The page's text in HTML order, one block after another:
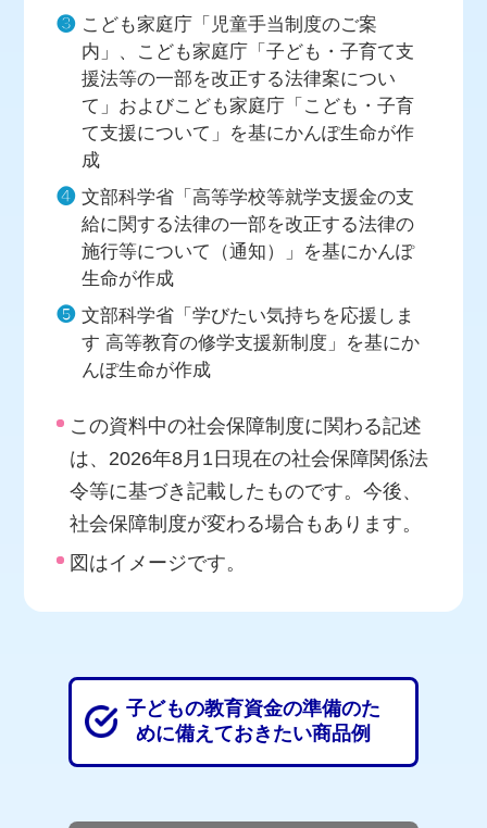
❸ こども家庭庁「児童手当制度のご案
内」、こども家庭庁「子ども・子育て支
援法等の一部を改正する法律案につい
て」およびこども家庭庁「こども・子育
て支援について」を基にかんぽ生命が作
成
❹ 文部科学省「高等学校等就学支援金の支
給に関する法律の一部を改正する法律の
施行等について（通知）」を基にかんぽ
生命が作成
❺ 文部科学省「学びたい気持ちを応援しま
す 高等教育の修学支援新制度」を基にか
んぽ生命が作成
この資料中の社会保障制度に関わる記述
は、2026年8月1日現在の社会保障関係法
令等に基づき記載したものです。今後、
社会保障制度が変わる場合もあります。
図はイメージです。
子どもの教育資金の準備のた
めに備えておきたい商品例